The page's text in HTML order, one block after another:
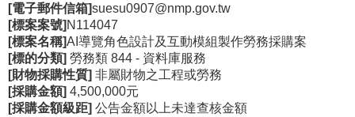
索
認
識
我
們
[電子郵件信箱]suesu0907@nmp.gov.tw
[標案案號] N114047
[標案名稱]AI導覽角色設計及互動模組製作勞務採購案
[標的分類] 勞務類 844 - 資料庫服務
[財物採購性質] 非屬財物之工程或勞務
[採購金額] 4,500,000元
[採購金額級距] 公告金額以上未達查核金額